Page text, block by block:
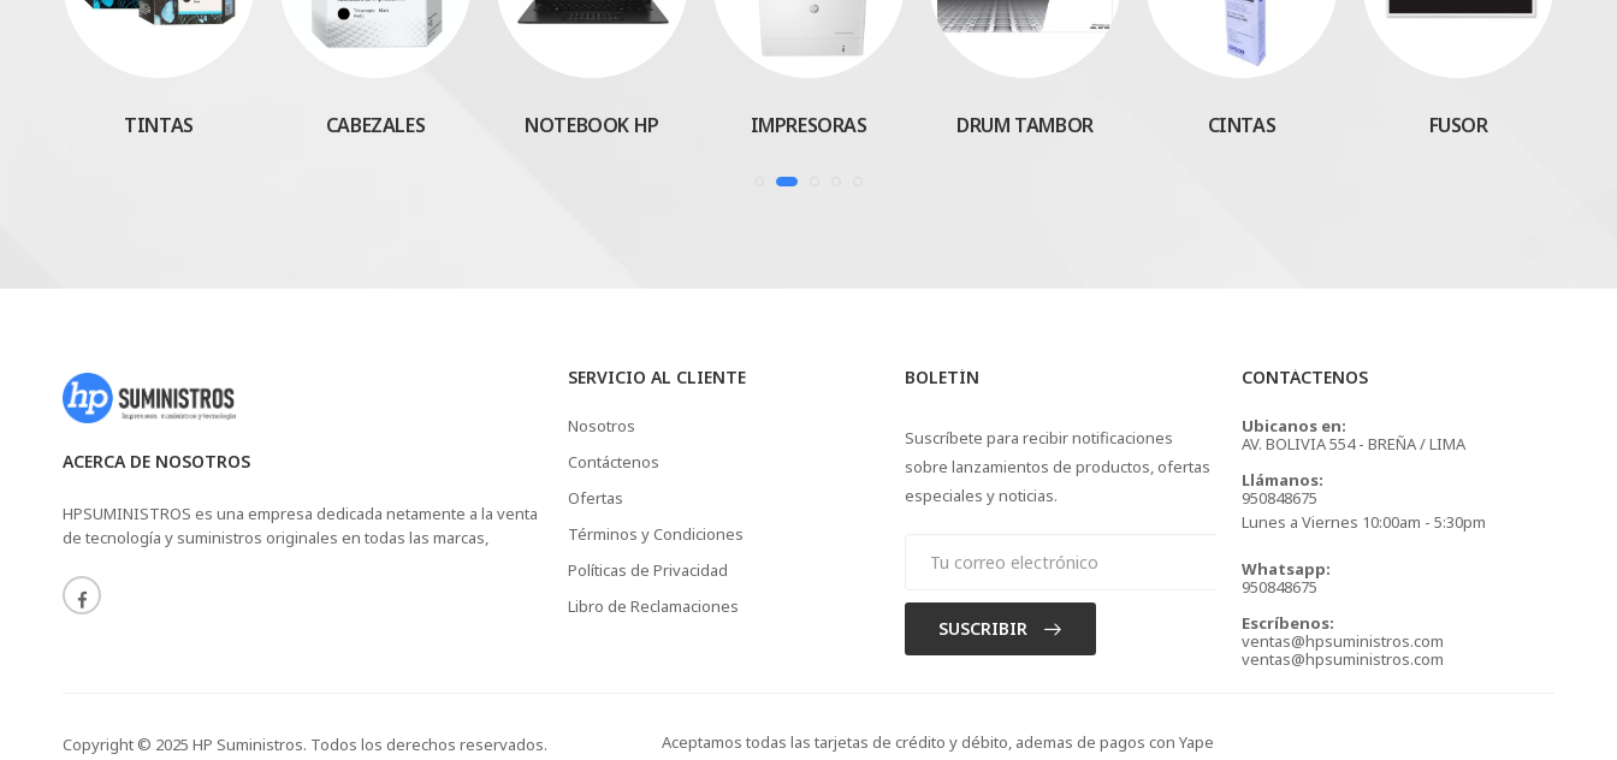
TINTAS CABEZALES NOTEBOOK HP IMPRESORAS DRUM TAMBOR CINTAS FUSOR
ACERCA DE NOSOTROS
HPSUMINISTROS es una empresa dedicada netamente a la venta
de tecnología y suministros originales en todas las marcas,
SERVICIO AL CLIENTE
Nosotros
Contáctenos
Ofertas
Términos y Condiciones
Políticas de Privacidad
Libro de Reclamaciones
BOLETÍN
Suscríbete para recibir notificaciones
sobre lanzamientos de productos, ofertas
especiales y noticias.
SUSCRIBIR
CONTÁCTENOS
Ubicanos en:
AV. BOLIVIA 554 - BREÑA / LIMA
Llámanos:
950848675
Lunes a Viernes 10:00am - 5:30pm
Whatsapp:
950848675
Escríbenos:
ventas@hpsuministros.com
ventas@hpsuministros.com
Copyright © 2025 HP Suministros. Todos los derechos reservados.
Aceptamos todas las tarjetas de crédito y débito, ademas de pagos con Yape